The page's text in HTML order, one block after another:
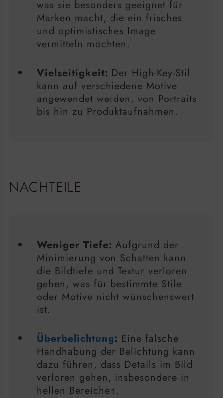
was sie besonders geeignet für
Marken macht, die ein frisches
und optimistisches Image
vermitteln möchten.
Vielseitigkeit: Der High-Key-Stil
kann auf verschiedene Motive
angewendet werden, von Portraits
bis hin zu Produktaufnahmen.
NACHTEILE
Weniger Tiefe: Aufgrund der
Minimierung von Schatten kann
die Bildtiefe und Textur verloren
gehen, was für bestimmte Stile
oder Motive nicht wünschenswert
ist.
Überbelichtung: Eine falsche
Handhabung der Belichtung kann
dazu führen, dass Details im Bild
verloren gehen, insbesondere in
hellen Bereichen.